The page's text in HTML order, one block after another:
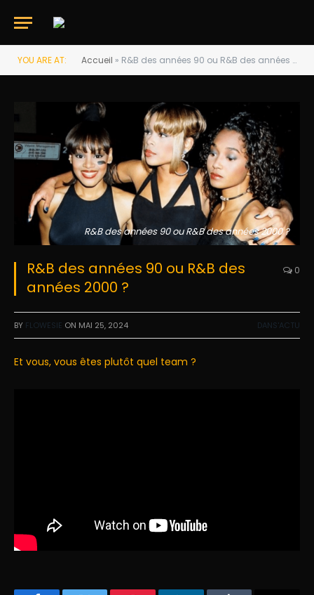
YOU ARE AT: Accueil » R&B des années 90 ou R&B des années 2000 ?
R&B des années 90 ou R&B des années 2000 ?
R&B des années 90 ou R&B des
années 2000 ?
0
BY FLOWESIE ON MAI 25, 2024 DANS'ACTU
Et vous, vous êtes plutôt quel team ?